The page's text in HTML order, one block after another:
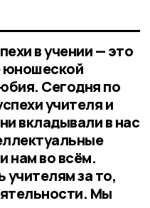
в учении — это
юношеской
Сегодня по
учителя и
вкладывали в нас
нам во всём.
за то,
Мы